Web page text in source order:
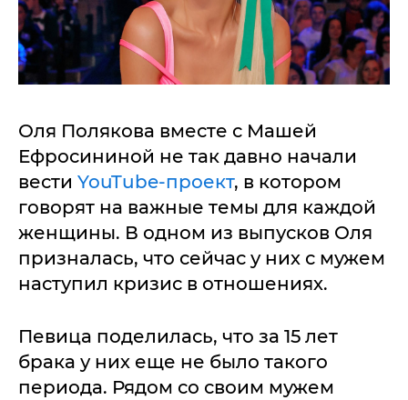
Оля Полякова вместе с Машей
Ефросининой не так давно начали
вести YouTube-проект, в котором
говорят на важные темы для каждой
женщины. В одном из выпусков Оля
призналась, что сейчас у них с мужем
наступил кризис в отношениях.
Певица поделилась, что за 15 лет
брака у них еще не было такого
периода. Рядом со своим мужем